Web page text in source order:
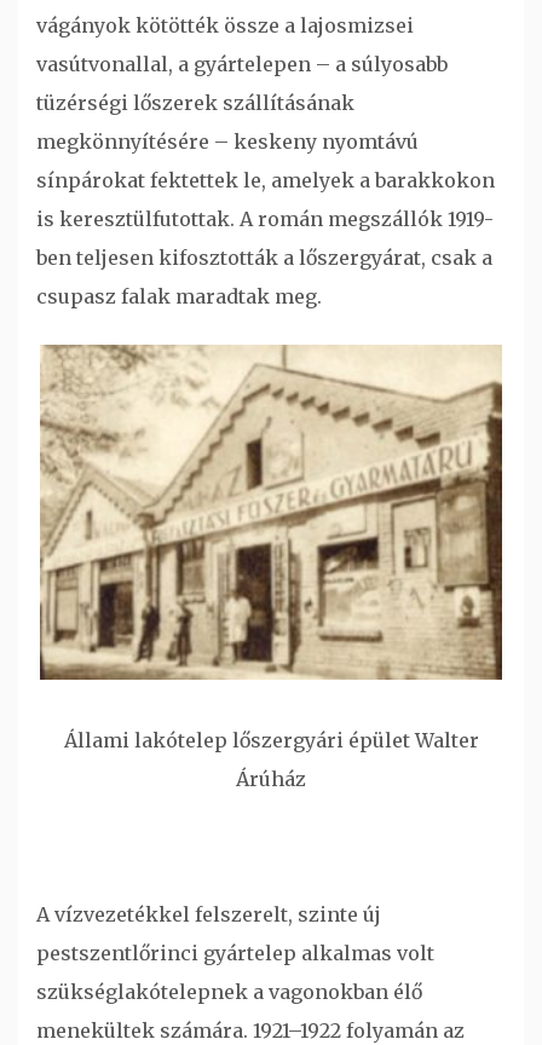
vágányok kötötték össze a lajosmizsei
vasútvonallal, a gyártelepen – a súlyosabb
tüzérségi lőszerek szállításának
megkönnyítésére – keskeny nyomtávú
sínpárokat fektettek le, amelyek a barakkokon
is keresztülfutottak. A román megszállók 1919-
ben teljesen kifosztották a lőszergyárat, csak a
csupasz falak maradtak meg.
Állami lakótelep lőszergyári épület Walter
Árúház
A vízvezetékkel felszerelt, szinte új
pestszentlőrinci gyártelep alkalmas volt
szükséglakótelepnek a vagonokban élő
menekültek számára. 1921–1922 folyamán az